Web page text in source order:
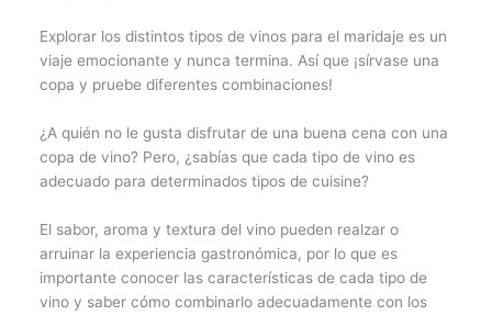
Explorar los distintos tipos de vinos para el maridaje es un
viaje emocionante y nunca termina. Así que ¡sírvase una
copa y pruebe diferentes combinaciones!
¿A quién no le gusta disfrutar de una buena cena con una
copa de vino? Pero, ¿sabías que cada tipo de vino es
adecuado para determinados tipos de cuisine?
El sabor, aroma y textura del vino pueden realzar o
arruinar la experiencia gastronómica, por lo que es
importante conocer las características de cada tipo de
vino y saber cómo combinarlo adecuadamente con los